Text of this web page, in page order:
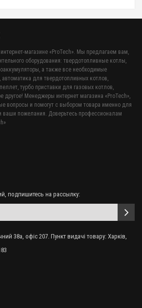
магазине «ProTech». Мы предлагаем вам,
оборудования: твердотопливные котлы,
а также все необходимые
для твердотопливных котлов,
турбо приставки для газовых котлов,
другое! Менеджеры интернет магазина «ProTech»,
вопросы и помогут с выбором товара именно для
ваши пожелания. Доверьтесь профессионалам
подпишитесь на рассылку:
38а, офіс 207. Пункт видачі товару: Харків,